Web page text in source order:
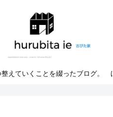
えていくことを綴ったブログ。